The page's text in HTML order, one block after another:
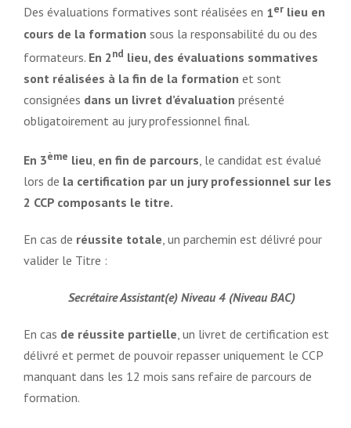
Des évaluations formatives sont réalisées en 1er lieu en
cours de la formation sous la responsabilité du ou des
formateurs. En 2nd lieu, des évaluations sommatives
sont réalisées à la fin de la formation et sont
consignées dans un livret d’évaluation présenté
obligatoirement au jury professionnel final.
En 3ème lieu, en fin de parcours, le candidat est évalué
lors de la certification par un jury professionnel sur les
2 CCP composants le titre.
En cas de réussite totale, un parchemin est délivré pour
valider le Titre :
Secrétaire Assistant(e) Niveau 4 (Niveau BAC)
En cas de réussite partielle, un livret de certification est
délivré et permet de pouvoir repasser uniquement le CCP
manquant dans les 12 mois sans refaire de parcours de
formation.